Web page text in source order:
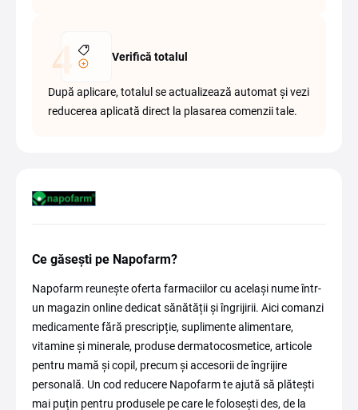
Verifică totalul
După aplicare, totalul se actualizează automat și vezi
reducerea aplicată direct la plasarea comenzii tale.
Ce găsești pe Napofarm?
Napofarm reunește oferta farmaciilor cu același nume într-
un magazin online dedicat sănătății și îngrijirii. Aici comanzi
medicamente fără prescripție, suplimente alimentare,
vitamine și minerale, produse dermatocosmetice, articole
pentru mamă și copil, precum și accesorii de îngrijire
personală. Un cod reducere Napofarm te ajută să plătești
mai puțin pentru produsele pe care le folosești des, de la